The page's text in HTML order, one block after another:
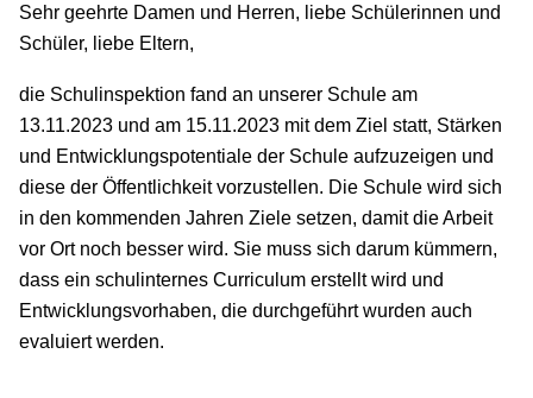
Sehr geehrte Damen und Herren, liebe Schülerinnen und
Schüler, liebe Eltern,
die Schulinspektion fand an unserer Schule am
13.11.2023 und am 15.11.2023 mit dem Ziel statt, Stärken
und Entwicklungspotentiale der Schule aufzuzeigen und
diese der Öffentlichkeit vorzustellen. Die Schule wird sich
in den kommenden Jahren Ziele setzen, damit die Arbeit
vor Ort noch besser wird. Sie muss sich darum kümmern,
dass ein schulinternes Curriculum erstellt wird und
Entwicklungsvorhaben, die durchgeführt wurden auch
evaluiert werden.